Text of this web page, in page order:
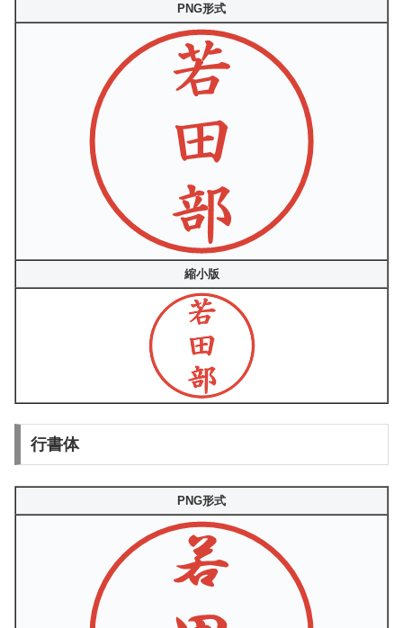
PNG形式
縮小版
行書体
PNG形式